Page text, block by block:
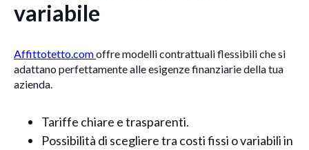
variabile
Affittotetto.comoffre modelli contrattuali flessibili che si
adattano perfettamente alle esigenze finanziarie della tua
azienda.
Tariffe chiare e trasparenti.
Possibilità di scegliere tra costi fissi o variabili in